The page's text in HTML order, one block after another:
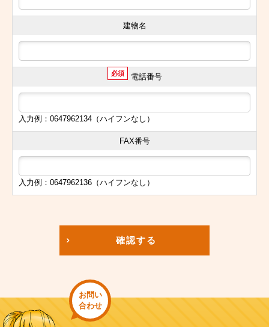
建物名
必須 電話番号
入力例：0647962134（ハイフンなし）
FAX番号
入力例：0647962136（ハイフンなし）
確認する
お問い
合わせ